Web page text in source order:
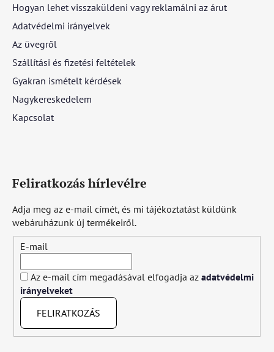
Hogyan lehet visszaküldeni vagy reklamálni az árut
Adatvédelmi irányelvek
Az üvegről
Szállítási és fizetési feltételek
Gyakran ismételt kérdések
Nagykereskedelem
Kapcsolat
Feliratkozás hírlevélre
Adja meg az e-mail címét, és mi tájékoztatást küldünk
webáruházunk új termékeiről.
E-mail
Az e-mail cím megadásával elfogadja az adatvédelmi
irányelveket
FELIRATKOZÁS